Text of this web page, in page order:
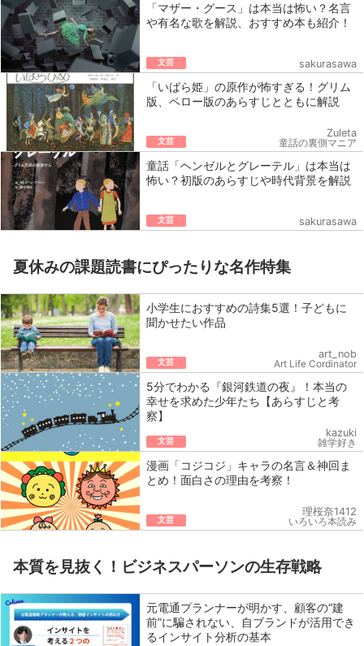
「マザー・グース」は本当は怖い？名言
や有名な歌を解説、おすすめ本も紹介！
文芸 sakurasawa
「いばら姫」の原作が怖すぎる！グリム
版、ペロー版のあらすじとともに解説
文芸
Zuleta
童話の裏側マニア
童話「ヘンゼルとグレーテル」は本当は
怖い？初版のあらすじや時代背景を解説
文芸 sakurasawa
夏休みの課題読書にぴったりな名作特集
小学生におすすめの詩集5選！子どもに
聞かせたい作品
文芸
art_nob
Art Life Cordinator
5分でわかる『銀河鉄道の夜』！本当の
幸せを求めた少年たち【あらすじと考
察】
文芸
kazuki
雑学好き
漫画「コジコジ」キャラの名言＆神回ま
とめ！面白さの理由を考察！
文芸
理桜奈1412
いろいろ本読み
本質を見抜く！ビジネスパーソンの生存戦略
元電通プランナーが明かす、顧客の“建
前”に騙されない、自ブランドが活用でき
るインサイト分析の基本